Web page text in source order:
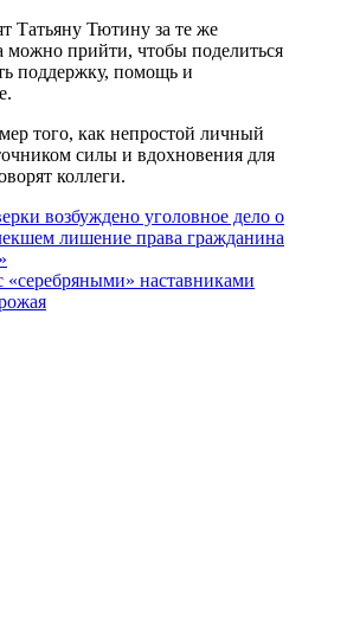
Татьяну Тютину за те же
можно прийти, чтобы поделиться
поддержку, помощь и
того, как непростой личный
силы и вдохновения для
коллеги.
возбуждено уголовное дело о
лишение права гражданина
«серебряными» наставниками